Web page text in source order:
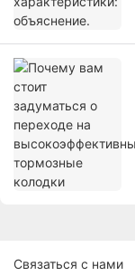
Связаться с нами